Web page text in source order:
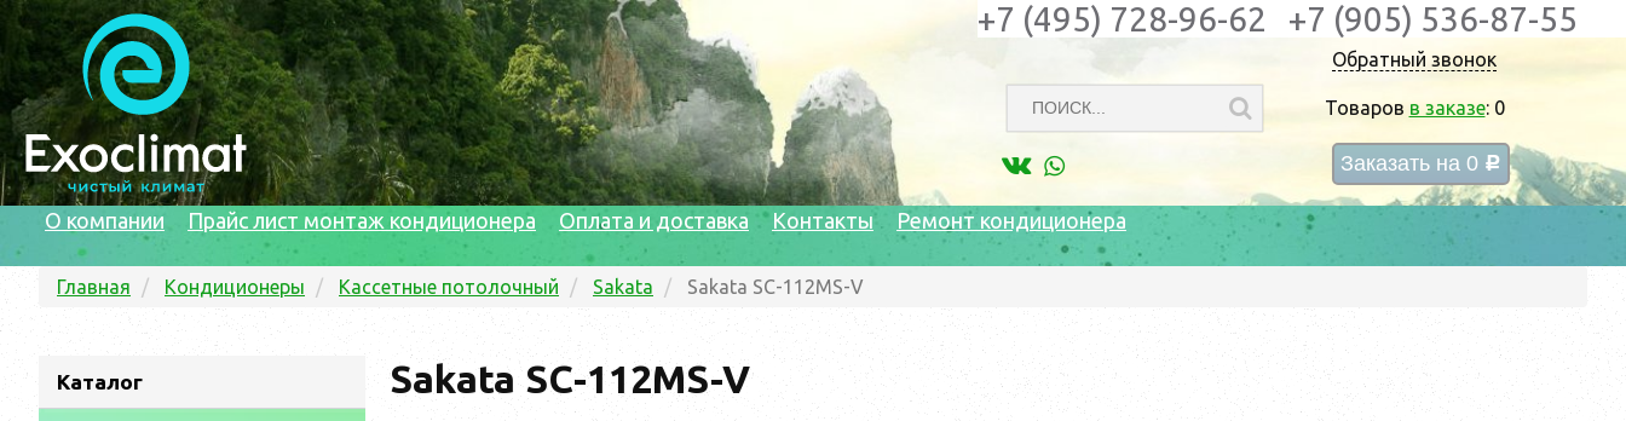
Обратный звонок
Товаров в заказе: 0
Заказать на 0 c
+7 (495) 728-96-62 +7 (905) 536-87-55
О компании Прайс лист монтаж кондиционера Оплата и доставка Контакты Ремонт кондиционера
Главная Кондиционеры Кассетные потолочный Sakata Sakata SC-112MS-V
Каталог Sakata SC-112MS-V